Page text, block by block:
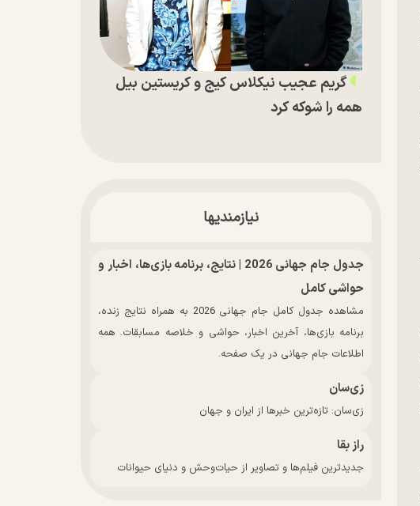
گریم عجیب نیکلاس کیج و کریستین بیل
همه را شوکه کرد
نیازمندیها
جدول جام جهانی 2026 | نتایج، برنامه بازی‌ها، اخبار و
حواشی کامل
مشاهده جدول کامل جام جهانی 2026 به همراه نتایج زنده،
برنامه بازی‌ها، آخرین اخبار، حواشی و خلاصه مسابقات. همه
اطلاعات جام جهانی در یک صفحه.
زی‌سان
زی‌سان: تازه‌ترین خبرها از ایران و جهان
راز بقا
جدیدترین فیلم‌ها و تصاویر از حیات‌وحش و دنیای حیوانات